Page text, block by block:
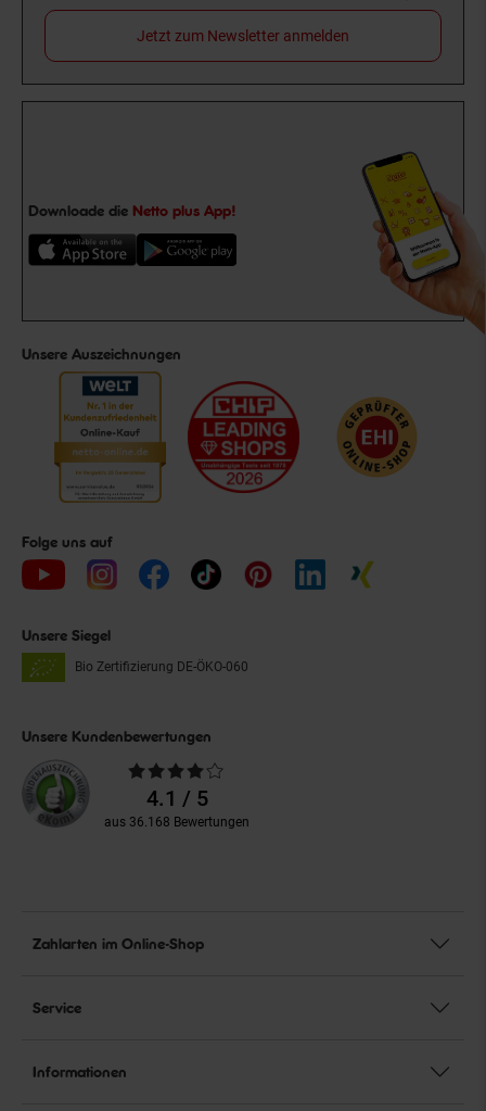
Jetzt zum Newsletter anmelden
Downloade die Netto plus App!
Unsere Auszeichnungen
Folge uns auf
Unsere Siegel
Bio Zertifizierung DE-ÖKO-060
Unsere Kundenbewertungen
Durchschnittliche
Bewertungen4.1 / 5
aus 36.168 Bewertungen
Zahlarten im Online-Shop
Service
Informationen